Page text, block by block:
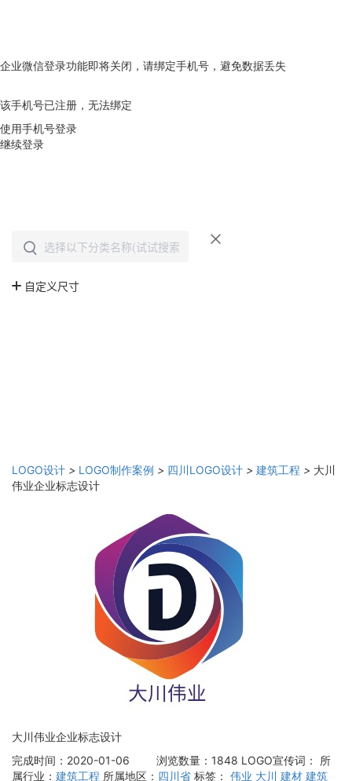
企业微信登录功能即将关闭，请绑定手机号，避免数据丢失
该手机号已注册，无法绑定
使用手机号登录
继续登录
LOGO设计 > LOGO制作案例 > 四川LOGO设计 > 建筑工程 > 大川
伟业企业标志设计
大川伟业企业标志设计
完成时间：2020-01-06
浏览数量：1848 LOGO宣传词：
所
属行业： 建筑工程 所属地区： 四川省 标签： 伟业 大川 建材 建筑